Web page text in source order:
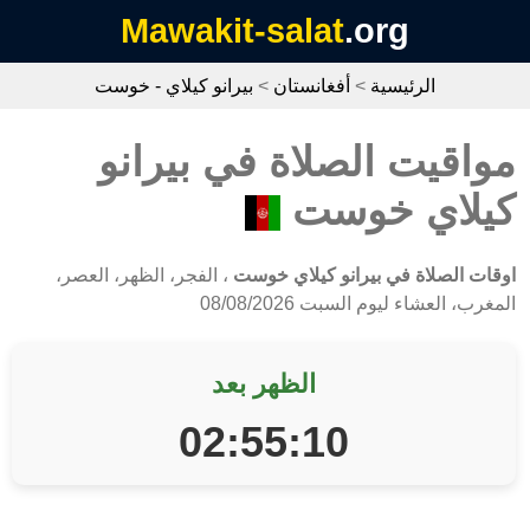
Mawakit-salat.org
الرئيسية > أفغانستان > بيرانو كيلاي - خوست
مواقيت الصلاة في بيرانو
كيلاي خوست
اوقات الصلاة في بيرانو كيلاي خوست ، الفجر، الظهر، العصر،
المغرب، العشاء ليوم السبت 08/08/2026
الظهر بعد
02:55:10